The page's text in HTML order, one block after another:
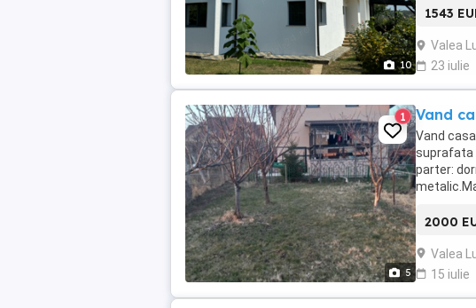
10
1543
Valea
23 iulie
5
1 Vand
Vand
suprafata
parter:
2000
Valea
15 iulie